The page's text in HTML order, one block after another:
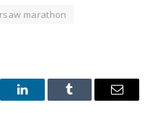
marathon
LinkedInTumblr Email